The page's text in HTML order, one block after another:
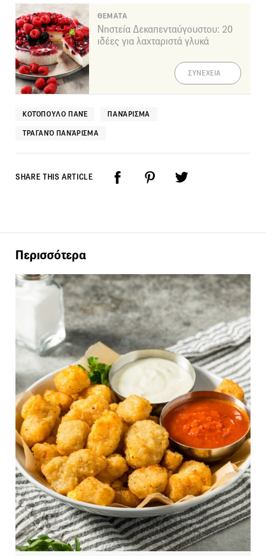
ΘΕΜΑΤΑ
Νηστεία Δεκαπενταύγουστου: 20
ιδέες για λαχταριστά γλυκά
ΣΥΝΕΧΕΙΑ
ΚΟΤΌΠΟΥΛΟ ΠΑΝΈ ΠΑΝΆΡΙΣΜΑ
ΤΡΑΓΑΝΌ ΠΑΝΆΡΙΣΜΑ
SHARE THIS ARTICLE
Περισσότερα